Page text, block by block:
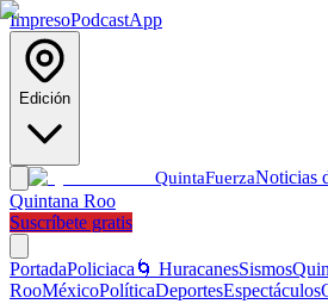
ImpresoPodcastApp
Edición
QuintaFuerzaNoticias
Quintana Roo
Suscríbete gratis
PortadaPoliciaca 🌀 HuracanesSismos
RooMéxicoPolíticaDeportesEspectáculos